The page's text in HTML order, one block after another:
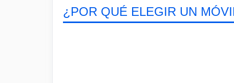
¿POR QUÉ ELEGIR UN